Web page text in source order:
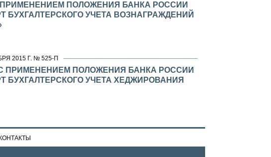
ПОЛОЖЕНИЯ БАНКА РОССИИ
БУХГАЛТЕРСКОГО УЧЕТА ВОЗНАГРАЖДЕНИЙ
2015 Г. № 525-П
ПОЛОЖЕНИЯ БАНКА РОССИИ
БУХГАЛТЕРСКОГО УЧЕТА ХЕДЖИРОВАНИЯ
КОНТАКТЫ